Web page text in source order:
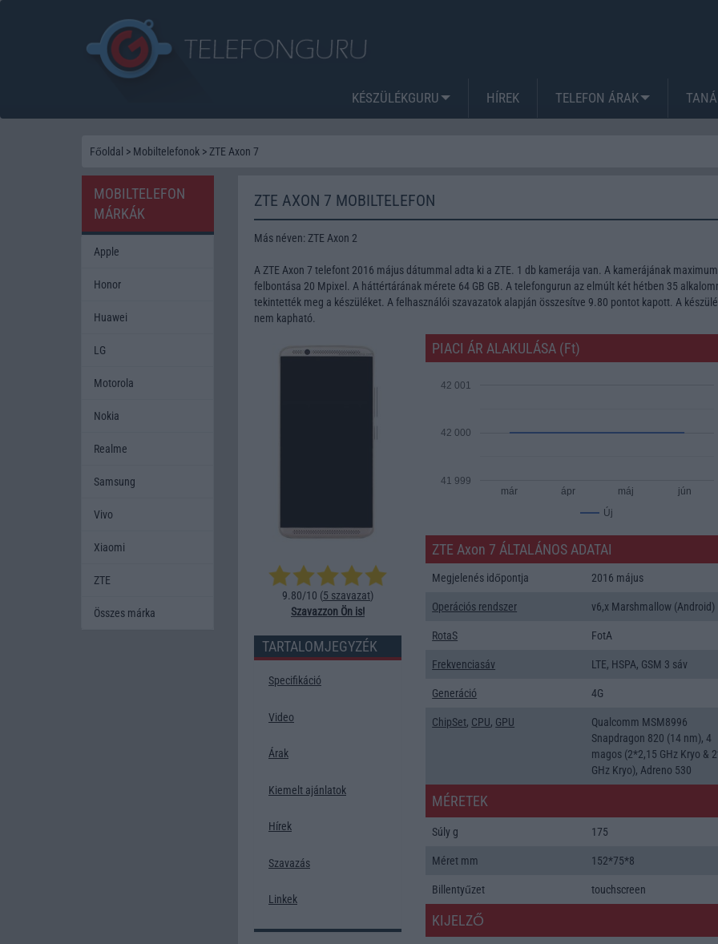
KÉSZÜLÉKGURU HÍREK TELEFON ÁRAK
Főoldal > Mobiltelefonok > ZTE Axon 7
ZTE AXON 7 MOBILTELEFON
Más néven: ZTE Axon 2
A ZTE Axon 7 telefont 2016 május dátummal adta ki a ZTE. 1 db kamerája van. A kamerájának maximum
felbontása 20 Mpixel. A háttértárának mérete 64 GB GB. A telefongurun az elmúlt két hétben 35
tekintették meg a készüléket. A felhasználói szavazatok alapján összesítve 9.80 pontot kapott. A
nem kapható.
9.80/10 (5 szavazat)
Szavazzon Ön is!
TARTALOMJEGYZÉK
Specifikáció
Video
Árak
Kiemelt ajánlatok
Hírek
Szavazás
Linkek
PIACI ÁR ALAKULÁSA (Ft)
Új
már ápr máj jún
41 999
42 000
42 001
ZTE Axon 7 ÁLTALÁNOS ADATAI
Megjelenés időpontja 2016 május
Operációs rendszer v6,x Marshmallow (Android)
RotaS FotA
Frekvenciasáv LTE, HSPA, GSM 3 sáv
Generáció 4G
ChipSet, CPU, GPU
Qualcomm MSM8996
Snapdragon 820 (14 nm), 4
magos (2*2,15 GHz Kryo &
GHz Kryo), Adreno 530
MÉRETEK
Súly g 175
Méret mm 152*75*8
Billentyűzet touchscreen
KIJELZŐ
MOBILTELEFON
MÁRKÁK
Apple
Honor
Huawei
LG
Motorola
Nokia
Realme
Samsung
Vivo
Xiaomi
ZTE
Összes márka